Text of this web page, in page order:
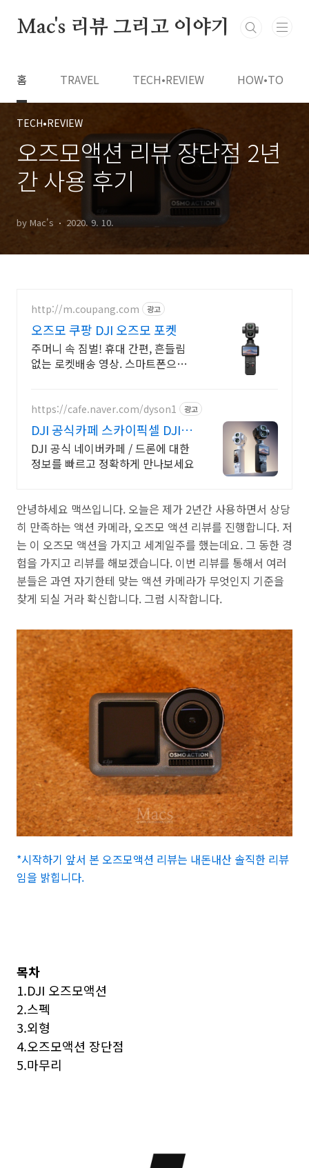
Mac's 리뷰 그리고 이야기
홈 TRAVEL TECH•REVIEW HOW•TO
TECH•REVIEW
오즈모액션 리뷰 장단점 2년
간 사용 후기
by Mac's 2020. 9. 10.
http://m.coupang.com 광고
오즈모 쿠팡 DJI 오즈모 포켓
주머니 속 짐벌! 휴대 간편, 흔들림
없는 로켓배송 영상. 스마트폰으론
https://cafe.naver.com/dyson1 광고
DJI 공식카페 스카이픽셀 DJI &
핫셀블라드
DJI 공식 네이버카페 / 드론에 대한
정보를 빠르고 정확하게 만나보세요
안녕하세요 맥쓰입니다. 오늘은 제가 2년간 사용하면서 상당
히 만족하는 액션 카메라, 오즈모 액션 리뷰를 진행합니다. 저
는 이 오즈모 액션을 가지고 세계일주를 했는데요. 그 동한 경
험을 가지고 리뷰를 해보겠습니다. 이번 리뷰를 통해서 여러
분들은 과연 자기한테 맞는 액션 카메라가 무엇인지 기준을
찾게 되실 거라 확신합니다. 그럼 시작합니다.
*시작하기 앞서 본 오즈모액션 리뷰는 내돈내산 솔직한 리뷰
임을 밝힙니다.
목차
1.DJI 오즈모액션
2.스펙
3.외형
4.오즈모액션 장단점
5.마무리